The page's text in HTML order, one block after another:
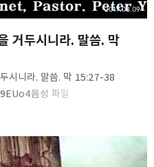
거두시니라. 말씀. 막
2017.08.09
시니라. 말씀. 막 15:27-38
음성 파일
된 것은 4번째 말씀이다.3.
이유는?4. 예수님의 죽으심-